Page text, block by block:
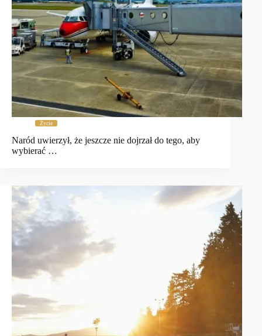
Życie
Naród uwierzył, że jeszcze nie dojrzał do tego, aby
wybierać …